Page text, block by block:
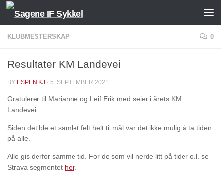
Skip to content
KLUBMESTERSKAP 0
Resultater KM Landevei
BY ESPEN KJ · 5. SEPTEMBER 2021
Gratulerer til Marianne og Leif Erik med seier i årets KM
Landevei!
Siden det ble et samlet felt helt til mål var det ikke mulig å ta tiden
på alle.
Alle gis derfor samme tid. For de som vil nerde litt på tider o.l. se
Strava segmentet her.